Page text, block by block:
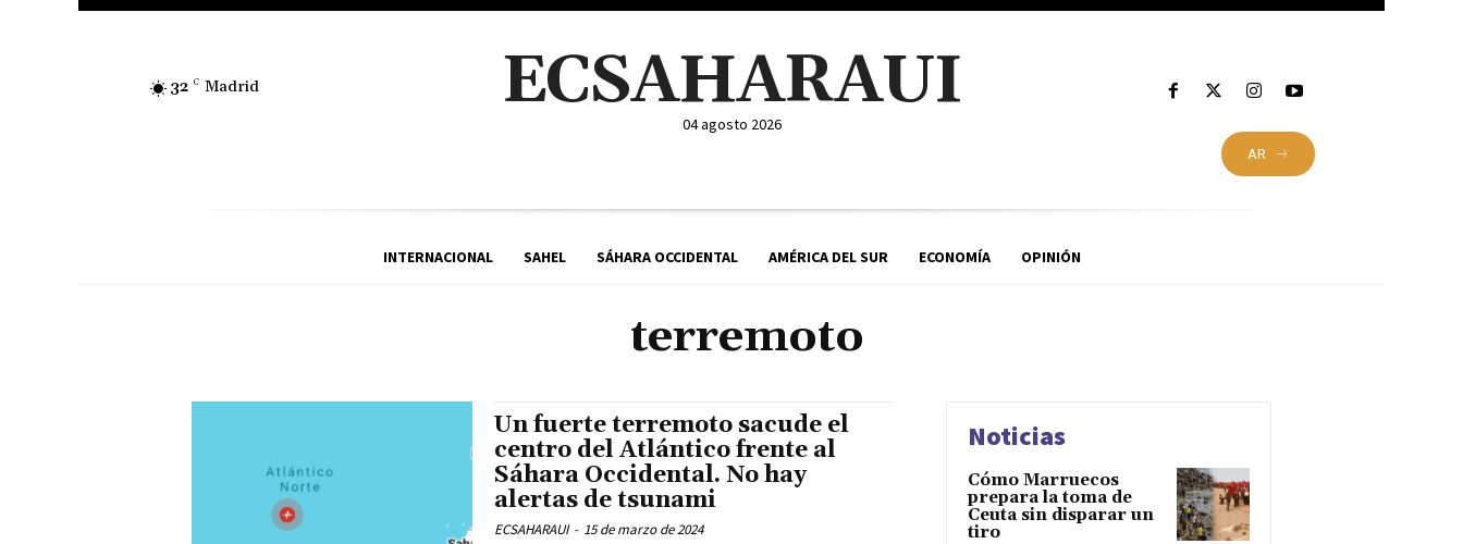
32 C Madrid ECSAHARAUI
04 agosto 2026
AR
INTERNACIONAL SAHEL SÁHARA OCCIDENTAL AMÉRICA DEL SUR ECONOMÍA OPINIÓN
terremoto
Un fuerte terremoto sacude el
centro del Atlántico frente al
Sáhara Occidental. No hay
alertas de tsunami
ECSAHARAUI - 15 de marzo de 2024
Noticias
Cómo Marruecos
prepara la toma de
Ceuta sin disparar un
tiro